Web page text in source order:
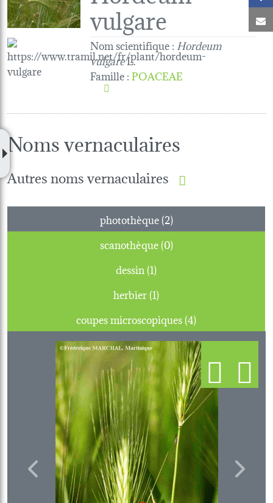
vulgare
Nom scientifique : Hordeum
vulgareL.
Famille:POACEAE
Noms vernaculaires
Autres noms vernaculaires
photothèque (2)
scanothèque (0)
dessin (1)
herbier (1)
coupes microscopiques (4)
Previous Next